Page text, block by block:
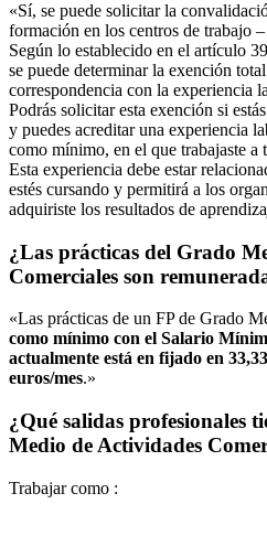
«Sí, se puede solicitar la
formación en los centros de trabajo
Según lo establecido en el artículo
se puede determinar la exención
correspondencia con la experiencia
Podrás solicitar esta exención si
y puedes acreditar una experiencia
como mínimo, en el que trabajaste a
Esta experiencia debe estar
estés cursando y permitirá a los
adquiriste los resultados de
¿Las prácticas del Grado
Comerciales son
«Las prácticas de un FP de Grado
como mínimo con el Salario
actualmente está en fijado en
euros/mes.»
¿Qué salidas profesionales
Medio de Actividades
Trabajar como :